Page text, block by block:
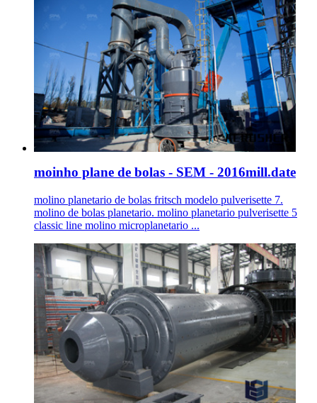
moinho plane de bolas - SEM - 2016mill.date
molino planetario de bolas fritsch modelo pulverisette 7.
molino de bolas planetario. molino planetario pulverisette 5
classic line molino microplanetario ...